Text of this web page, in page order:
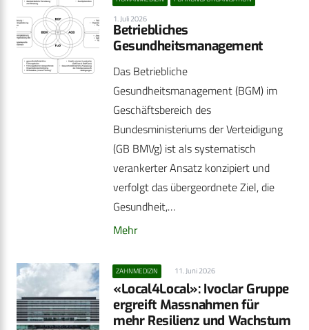
1. Juli 2026
Betriebliches
Gesundheitsmanagement
Das Betriebliche
Gesundheitsmanagement (BGM) im
Geschäftsbereich des
Bundesministeriums der Verteidigung
(GB BMVg) ist als systematisch
verankerter Ansatz konzipiert und
verfolgt das übergeordnete Ziel, die
Gesundheit,…
Mehr
ZAHNMEDIZIN 11. Juni 2026
«Local4Local»: Ivoclar Gruppe
ergreift Massnahmen für
mehr Resilienz und Wachstum